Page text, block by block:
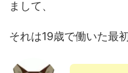
まして、
それは19歳で働いた最